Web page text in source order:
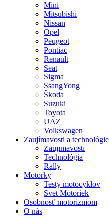
Mini
Mitsubishi
Nissan
Opel
Peugeot
Pontiac
Renault
Seat
Sigma
SsangYong
Škoda
Suzuki
Toyota
UAZ
Volkswagen
Zaujímavosti a technológie
Zaujimavosti
Technológia
Rally
Motorky
Testy motocyklov
Svet Motoriek
Osobnosť motorizmom
O nás